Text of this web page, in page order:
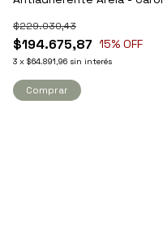
$194.675,87
$229.030,43
15% OFF
3 x $64.891,96 sin interés
Comprar